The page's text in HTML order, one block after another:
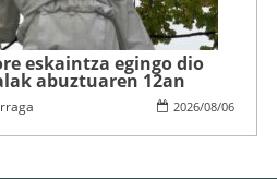
eskaintza egingo dio
abuztuaren 12an
2026/08/06